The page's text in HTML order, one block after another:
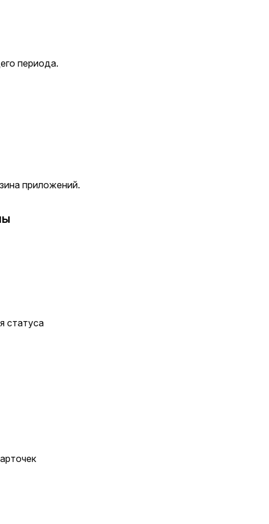
периода.
приложений.
статуса